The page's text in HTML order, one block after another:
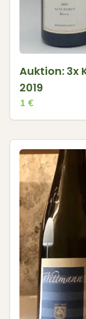
Auktion: 3x
2019
1 €